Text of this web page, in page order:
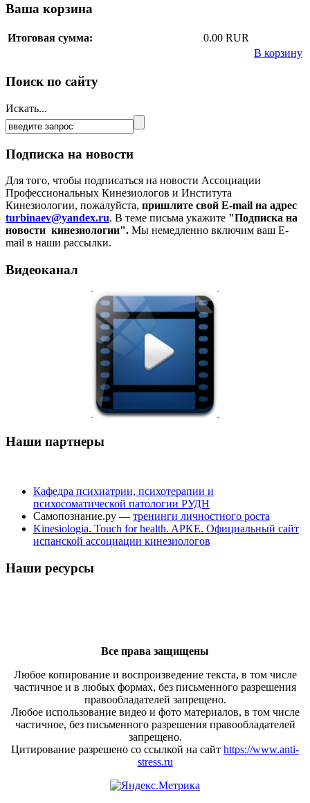
Ваша корзина
Итоговая сумма:
0.00 RUR
В корзину
Поиск по сайту
Искать...
Подписка на новости
Для того, чтобы подписаться на новости Ассоциации
Профессиональных Кинезиологов и Института
Кинезиологии, пожалуйста, пришлите свой E-mail на адрес
turbinaev@yandex.ru. В теме письма укажите "Подписка на
новости кинезиологии". Мы немедленно включим ваш E-
mail в наши рассылки.
Видеоканал
Наши партнеры
Кафедра психиатрии, психотерапии и
психосоматической патологии РУДН
Самопознание.ру — тренинги личностного роста
Kinesiologia. Touch for health. APKE. Официальный сайт
испанской ассоциации кинезиологов
Наши ресурсы
Все права защищены
Любое копирование и воспроизведение текста, в том числе
частичное и в любых формах, без письменного разрешения
правообладателей запрещено.
Любое использование видео и фото материалов, в том числе
частичное, без письменного разрешения правообладателей
запрещено.
Цитирование разрешено со ссылкой на сайт https://www.anti-
stress.ru